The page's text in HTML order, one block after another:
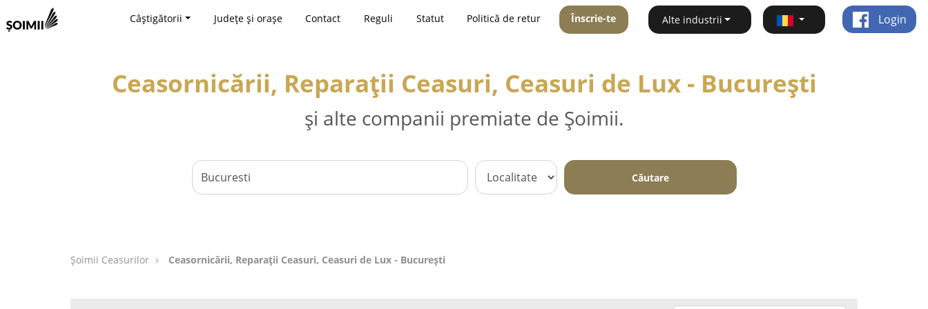
Câștigătorii Județe și orașe Contact Reguli Statut Politică de retur Înscrie-te Alte industrii Login
Ceasornicării, Reparații Ceasuri, Ceasuri de Lux - Bucureşti
și alte companii premiate de Șoimii.
Căutare
Șoimii Ceasurilor Ceasornicării, Reparații Ceasuri, Ceasuri de Lux - Bucureşti